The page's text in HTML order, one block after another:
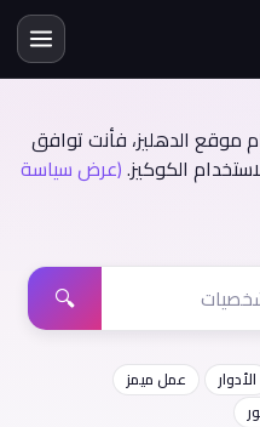
موقع الدهليز، فأنت توافق
الكوكيز.(عرض سياسة
🔍
الأدوار
عمل ميمز